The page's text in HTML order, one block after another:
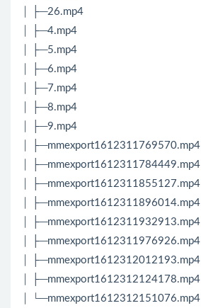
│ ├─26.mp4
│ ├─4.mp4
│ ├─5.mp4
│ ├─6.mp4
│ ├─7.mp4
│ ├─8.mp4
│ ├─9.mp4
│ ├─mmexport1612311769570.mp4
│ ├─mmexport1612311784449.mp4
│ ├─mmexport1612311855127.mp4
│ ├─mmexport1612311896014.mp4
│ ├─mmexport1612311932913.mp4
│ ├─mmexport1612311976926.mp4
│ ├─mmexport1612312012193.mp4
│ ├─mmexport1612312124178.mp4
│ └─mmexport1612312151076.mp4